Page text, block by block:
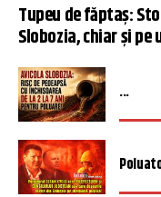
Tupeu de făptaș:
Slobozia, chiar și pe
...